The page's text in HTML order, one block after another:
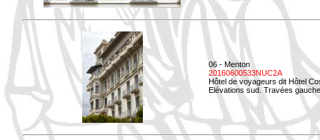
06 - Menton
20160600533NUC2A
Hôtel de voyageurs dit Hôtel
Elévations sud. Travées